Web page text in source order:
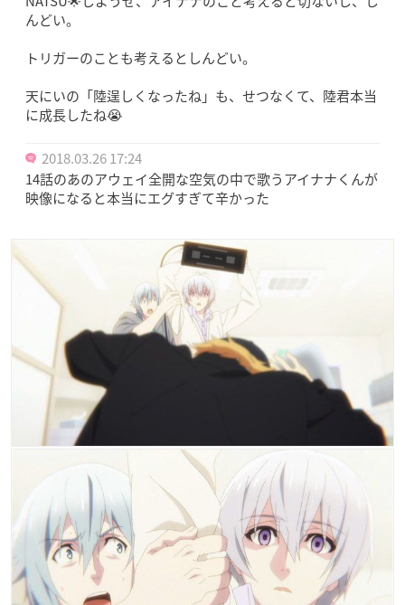
んどい。
トリガーのことも考えるとしんどい。
天にいの「陸逞しくなったね」も、せつなくて、陸君本当
に成長したね😭
2018.03.26 17:24
14話のあのアウェイ全開な空気の中で歌うアイナナくんが
映像になると本当にエグすぎて辛かった